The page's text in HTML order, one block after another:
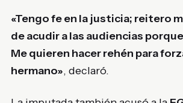
«Tengo fe en la justicia; reitero
de acudir a las audiencias
Me quieren hacer rehén para
hermano», declaró.